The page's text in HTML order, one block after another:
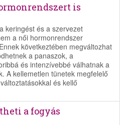
is
keringést és a szervezet
a női hormonrendszer
következtében megváltozhat
a panaszok, a
és intenzívebbé válhatnak a
A kellemetlen tünetek megfelelő
és kellő
a fogyás